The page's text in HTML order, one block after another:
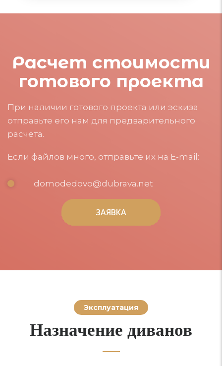
Расчет стоимости
готового проекта
При наличии готового проекта или эскиза
отправьте его нам для предварительного
расчета.
Если файлов много, отправьте их на E-mail:
domodedovo@dubrava.net
ЗАЯВКА
ЗАЯВКА
Эксплуатация
Назначение диванов